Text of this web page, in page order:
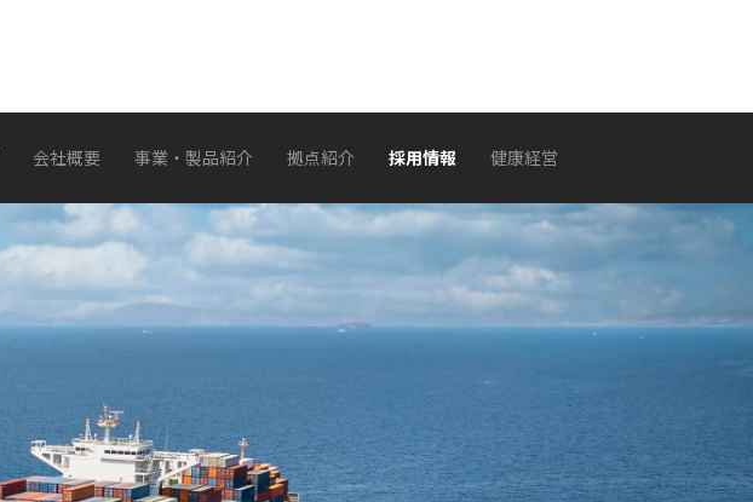
会社概要 事業・製品紹介 拠点紹介 採用情報 健康経営